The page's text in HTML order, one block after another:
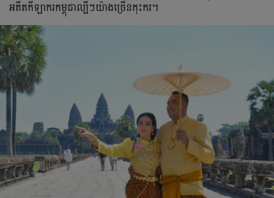
អតីត​កីឡាករ​កម្ពុជា​ល្បីៗ​យ៉ាងច្រើន​កុះករ​។